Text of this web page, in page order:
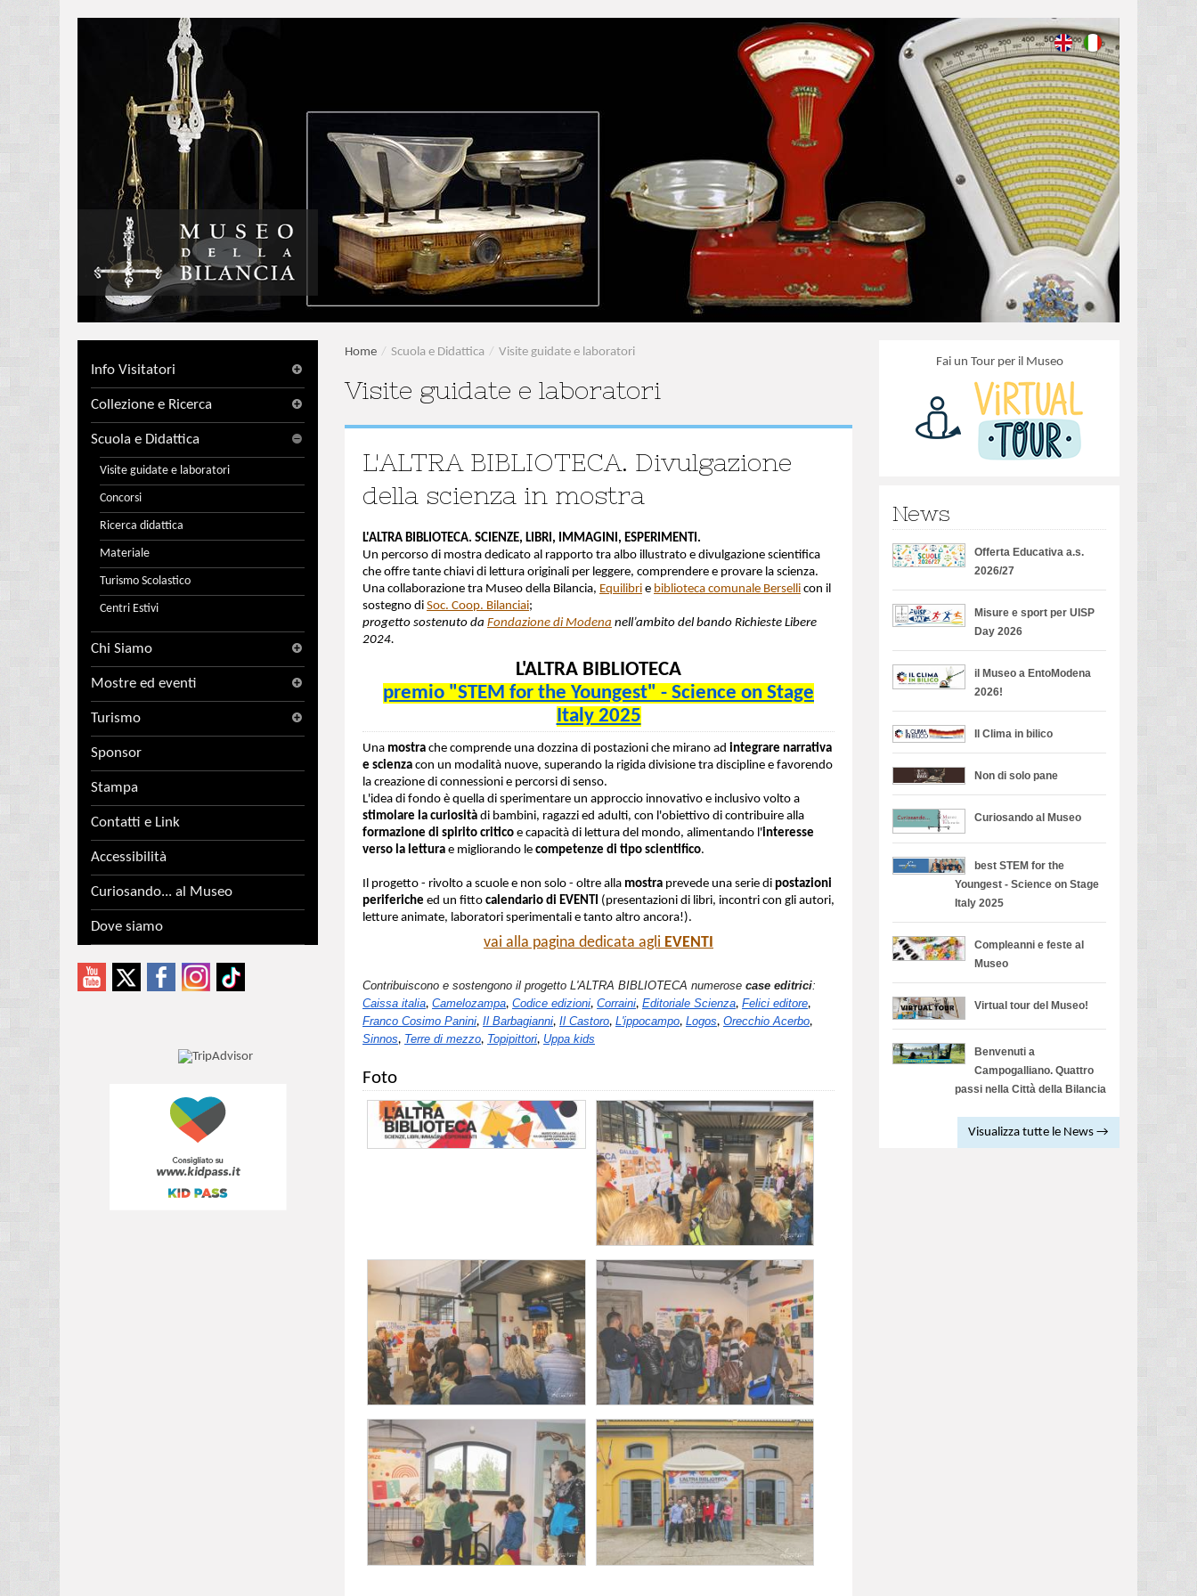
Info Visitatori
Collezione e Ricerca
Scuola e Didattica
Visite guidate e laboratori
Concorsi
Ricerca didattica
Materiale
Turismo Scolastico
Centri Estivi
Chi Siamo
Mostre ed eventi
Turismo
Sponsor
Stampa
Contatti e Link
Accessibilità
Curiosando... al Museo
Dove siamo
Home / Scuola e Didattica / Visite guidate e laboratori
Visite guidate e laboratori
L'ALTRA BIBLIOTECA. Divulgazione
della scienza in mostra
L'ALTRA BIBLIOTECA. SCIENZE, LIBRI, IMMAGINI, ESPERIMENTI.
Un percorso di mostra dedicato al rapporto tra albo illustrato e divulgazione scientifica
che offre tante chiavi di lettura originali per leggere, comprendere e provare la scienza.
Una collaborazione tra Museo della Bilancia, Equilibri e biblioteca comunale Berselli con il
sostegno di Soc. Coop. Bilanciai;
progetto sostenuto da Fondazione di Modena nell’ambito del bando Richieste Libere
2024.
L'ALTRA BIBLIOTECA
premio "STEM for the Youngest" - Science on Stage
Italy 2025
Una mostra che comprende una dozzina di postazioni che mirano ad integrare narrativa
e scienza con un modalità nuove, superando la rigida divisione tra discipline e favorendo
la creazione di connessioni e percorsi di senso.
L'idea di fondo è quella di sperimentare un approccio innovativo e inclusivo volto a
stimolare la curiosità di bambini, ragazzi ed adulti, con l'obiettivo di contribuire alla
formazione di spirito critico e capacità di lettura del mondo, alimentando l'interesse
verso la lettura e migliorando le competenze di tipo scientifico.
Il progetto - rivolto a scuole e non solo - oltre alla mostra prevede una serie di postazioni
periferiche ed un fitto calendario di EVENTI (presentazioni di libri, incontri con gli autori,
letture animate, laboratori sperimentali e tanto altro ancora!).
vai alla pagina dedicata agli EVENTI
Contribuiscono e sostengono il progetto L'ALTRA BIBLIOTECA numerose case editrici:
Caissa italia, Camelozampa, Codice edizioni, Corraini, Editoriale Scienza, Felici editore,
Franco Cosimo Panini, Il Barbagianni, Il Castoro, L'ippocampo, Logos, Orecchio Acerbo,
Sinnos, Terre di mezzo, Topipittori, Uppa kids
Foto
Fai un Tour per il Museo
News
Offerta Educativa a.s.
2026/27
Misure e sport per UISP
Day 2026
il Museo a EntoModena
2026!
Il Clima in bilico
Non di solo pane
Curiosando al Museo
best STEM for the
Youngest - Science on Stage
Italy 2025
Compleanni e feste al
Museo
Virtual tour del Museo!
Benvenuti a
Campogalliano. Quattro
passi nella Città della Bilancia
Visualizza tutte le News →